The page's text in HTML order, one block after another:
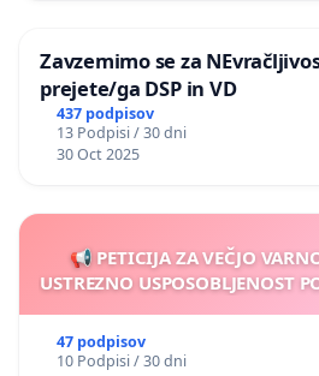
Zavzemimo se za
prejete/ga DSP in VD
437 podpisov
13 Podpisi / 30 dni
30 Oct 2025
📢 PETICIJA ZA VEČJO
USTREZNO USPOSOBLJENOST
47 podpisov
10 Podpisi / 30 dni